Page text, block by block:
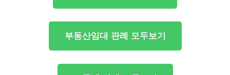
부동산임대 판례 모두보기